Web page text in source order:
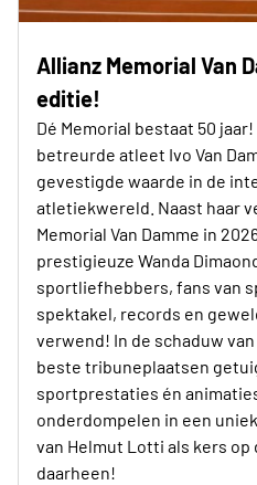
Allianz Memorial Van
editie!
Dé Memorial bestaat 50
betreurde atleet Ivo Van
gevestigde waarde in de
atletiekwereld. Naast haar
Memorial Van Damme in
prestigieuze Wanda
sportliefhebbers, fans van
spektakel, records en
verwend! In de schaduw
beste tribuneplaatsen
sportprestaties én
onderdompelen in een
van Helmut Lotti als kers op
daarheen!